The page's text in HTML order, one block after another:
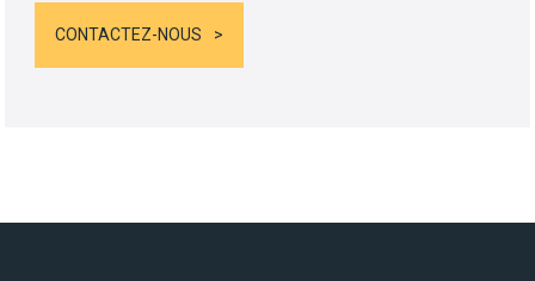
CONTACTEZ-NOUS